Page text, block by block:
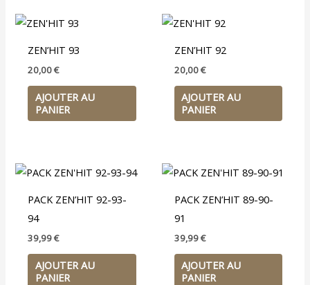
ZEN’HIT 93
20,00€
AJOUTER AU
PANIER
ZEN’HIT 92
20,00€
AJOUTER AU
PANIER
PACK ZEN’HIT 92-93-
94
39,99€
AJOUTER AU
PANIER
PACK ZEN’HIT 89-90-
91
39,99€
AJOUTER AU
PANIER